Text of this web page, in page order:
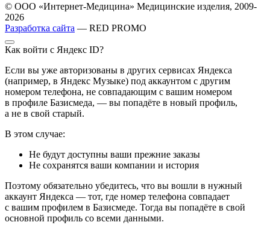
© ООО «Интернет-Медицина» Медицинские изделия, 2009-
2026
Разработка сайта — RED PROMO
Как войти с Яндекс ID?
Если вы уже авторизованы в других сервисах Яндекса
(например, в Яндекс Музыке) под аккаунтом с другим
номером телефона, не совпадающим с вашим номером
в профиле Базисмеда, — вы попадёте в новый профиль,
а не в свой старый.
В этом случае:
Не будут доступны ваши прежние заказы
Не сохранятся ваши компании и история
Поэтому обязательно убедитесь, что вы вошли в нужный
аккаунт Яндекса — тот, где номер телефона совпадает
с вашим профилем в Базисмеде. Тогда вы попадёте в свой
основной профиль со всеми данными.